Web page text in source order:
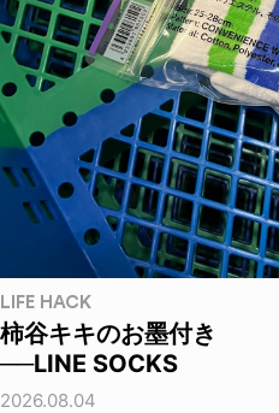
LIFE HACK
柿谷キキのお墨付き
──LINE SOCKS
2026.08.04